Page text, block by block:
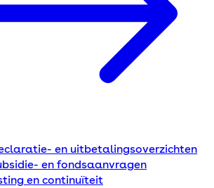
en uitbetalingsoverzichten
en fondsaanvragen
en continuïteit